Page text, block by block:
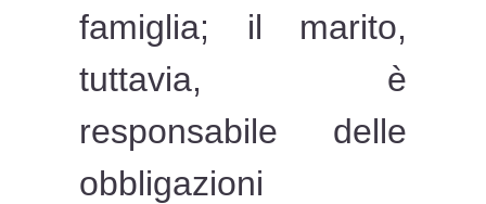
famiglia; il marito,
tuttavia, è
responsabile delle
obbligazioni